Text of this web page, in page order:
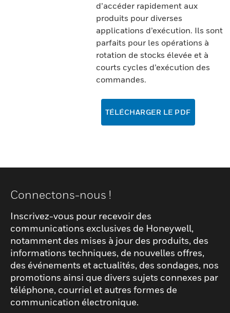
d’accéder rapidement aux
produits pour diverses
applications d’exécution. Ils sont
parfaits pour les opérations à
rotation de stocks élevée et à
courts cycles d’exécution des
commandes.
TÉLÉCHARGER LE PDF
Connectons-nous !
Inscrivez-vous pour recevoir des
communications exclusives de Honeywell,
notamment des mises à jour des produits, des
informations techniques, de nouvelles offres,
des événements et actualités, des sondages, nos
promotions ainsi que divers sujets connexes par
téléphone, courriel et autres formes de
communication électronique.